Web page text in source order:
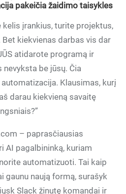
pakeičia žaidimo taisykles
kelis įrankius, turite projektus,
kiekvienas darbas vis dar
atidarote programą ir
nevyksta be jūsų. Čia
Klausimas, kurį
darau kiekvieną savaitę
– paprasčiausias
AI pagalbininką, kuriam
automatizuoti. Tai kaip
gaunu naują formą, surašyk
Slack žinutę komandai ir